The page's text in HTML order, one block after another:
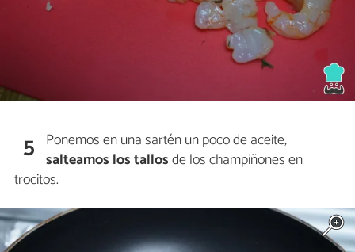
5 Ponemos en una sartén un poco de aceite,
salteamos los tallosde los champiñones en
trocitos.